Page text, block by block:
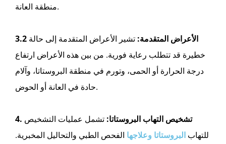
منطقة العانة.
3.2 الأعراض المتقدمة: تشير الأعراض المتقدمة إلى حالة
خطيرة قد تتطلب رعاية فورية. من بين هذه الأعراض ارتفاع
درجة الحرارة أو الحمى، وتورم في منطقة البروستاتا، وآلام
حادة في العانة أو الحوض.
4. تشخيص التهاب البروستاتا: تشمل عمليات التشخيص
للتهاب البروستاتا وعلاجها الفحص الطبي والتحاليل المخبرية.